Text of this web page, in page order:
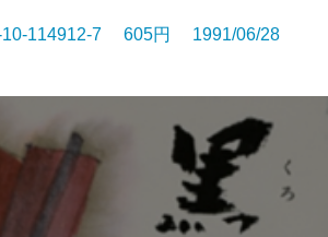
114912-7 605円 1991/06/28